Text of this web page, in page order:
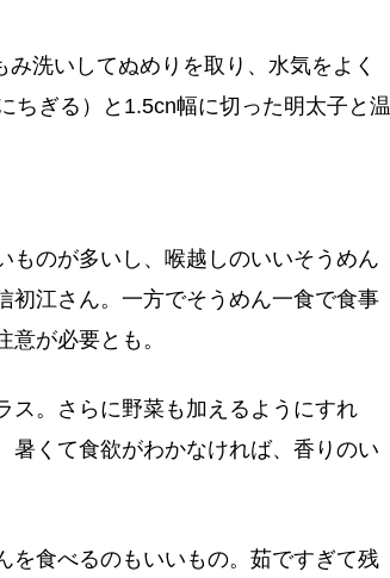
洗いしてぬめりを取り、水気をよく
ちぎる）と1.5cn幅に切った明太子と温
ものが多いし、喉越しのいいそうめん
初江さん。一方でそうめん一食で食事
が必要とも。
ス。さらに野菜も加えるようにすれ
暑くて食欲がわかなければ、香りのい
を食べるのもいいもの。茹ですぎて残